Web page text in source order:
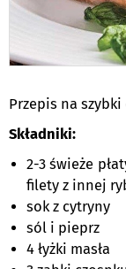
Przepis na
Składniki:
2-3 świeże
filety z innej
sok z cytryny
sól i pieprz
4 łyżki masła